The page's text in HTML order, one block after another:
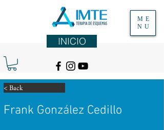
ME
NU
INICIO
< Back
Frank González Cedillo